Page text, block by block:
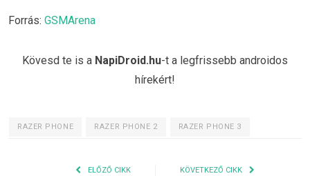
Forrás: GSMArena
Kövesd te is a NapiDroid.hu-t a legfrissebb androidos
hírekért!
RAZER PHONE RAZER PHONE 2 RAZER PHONE 3
ELŐZŐ CIKK KÖVETKEZŐ CIKK